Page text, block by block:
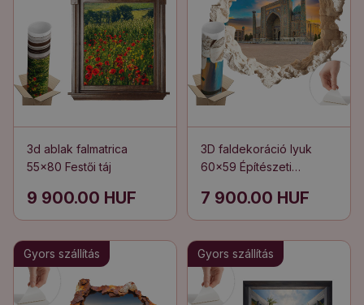
3d ablak falmatrica
55x80 Festői táj
9 900.00 HUF
3D faldekoráció lyuk
60x59 Építészeti
7 900.00 HUF
Gyors szállítás Gyors szállítás